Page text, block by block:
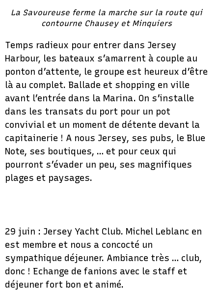
La Savoureuse ferme la marche sur la route qui
contourne Chausey et Minquiers
Temps radieux pour entrer dans Jersey
Harbour, les bateaux s’amarrent à couple au
ponton d’attente, le groupe est heureux d’être
là au complet. Ballade et shopping en ville
avant l’entrée dans la Marina. On s’installe
dans les transats du port pour un pot
convivial et un moment de détente devant la
capitainerie ! A nous Jersey, ses pubs, le Blue
Note, ses boutiques, … et pour ceux qui
pourront s’évader un peu, ses magnifiques
plages et paysages.
29 juin : Jersey Yacht Club. Michel Leblanc en
est membre et nous a concocté un
sympathique déjeuner. Ambiance très … club,
donc ! Echange de fanions avec le staff et
déjeuner fort bon et animé.